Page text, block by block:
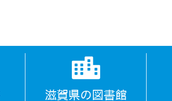
滋賀県の図書館